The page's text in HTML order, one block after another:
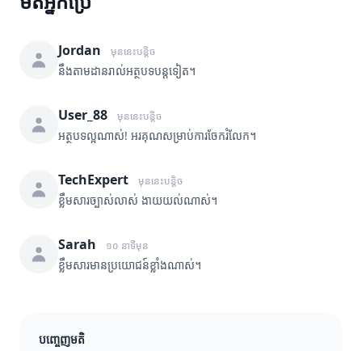
Jordan មុននេះបន្តិច
នឹងតាមដានរាល់អត្ថបទបន្តទៀត។
User_88 មុននេះបន្តិច
អត្ថបទល្អណាស់! អរគុណសម្រាប់ការចែករំលែក។
TechExpert មុននេះបន្តិច
ខ្លឹមសារច្បាស់លាស់ ងាយយល់ណាស់។
Sarah ១០ នាទីមុន
ខ្លឹមសារមានប្រយោជន៍ខ្លាំងណាស់។
បញ្ចេញមតិ